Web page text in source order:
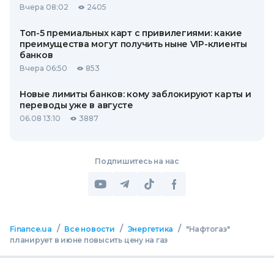
Вчера 08:02 2405
Топ-5 премиальных карт с привилегиями: какие
преимущества могут получить ныне VIP-клиенты
банков
Вчера 06:50 853
Новые лимиты банков: кому заблокируют карты и
переводы уже в августе
06.08 13:10 3887
Подпишитесь на нас
Finance.ua / Все новости / Энергетика /
"Нафтогаз"
планирует в июне повысить цену на газ